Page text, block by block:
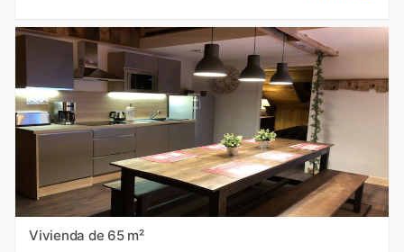
Vivienda de 65 m²